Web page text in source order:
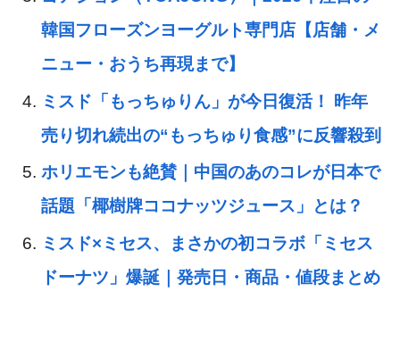
韓国フローズンヨーグルト専門店【店舗・メ
ニュー・おうち再現まで】
ミスド「もっちゅりん」が今日復活！ 昨年
売り切れ続出の“もっちゅり食感”に反響殺到
ホリエモンも絶賛｜中国のあのコレが日本で
話題「椰樹牌ココナッツジュース」とは？
ミスド×ミセス、まさかの初コラボ「ミセス
ドーナツ」爆誕｜発売日・商品・値段まとめ